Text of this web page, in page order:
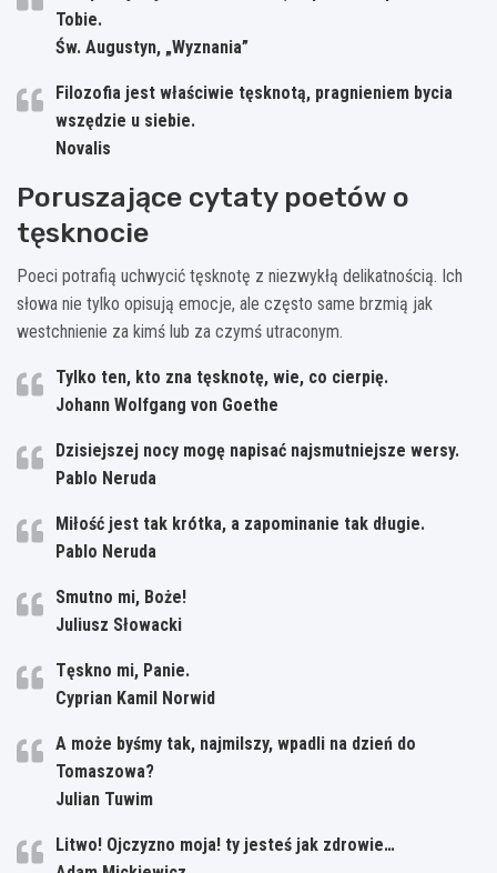
Tobie.
Św. Augustyn, „Wyznania”
Filozofia jest właściwie tęsknotą, pragnieniem bycia
wszędzie u siebie.
Novalis
Poruszające cytaty poetów o
tęsknocie
Poeci potrafią uchwycić tęsknotę z niezwykłą delikatnością. Ich
słowa nie tylko opisują emocje, ale często same brzmią jak
westchnienie za kimś lub za czymś utraconym.
Tylko ten, kto zna tęsknotę, wie, co cierpię.
Johann Wolfgang von Goethe
Dzisiejszej nocy mogę napisać najsmutniejsze wersy.
Pablo Neruda
Miłość jest tak krótka, a zapominanie tak długie.
Pablo Neruda
Smutno mi, Boże!
Juliusz Słowacki
Tęskno mi, Panie.
Cyprian Kamil Norwid
A może byśmy tak, najmilszy, wpadli na dzień do
Tomaszowa?
Julian Tuwim
Litwo! Ojczyzno moja! ty jesteś jak zdrowie…